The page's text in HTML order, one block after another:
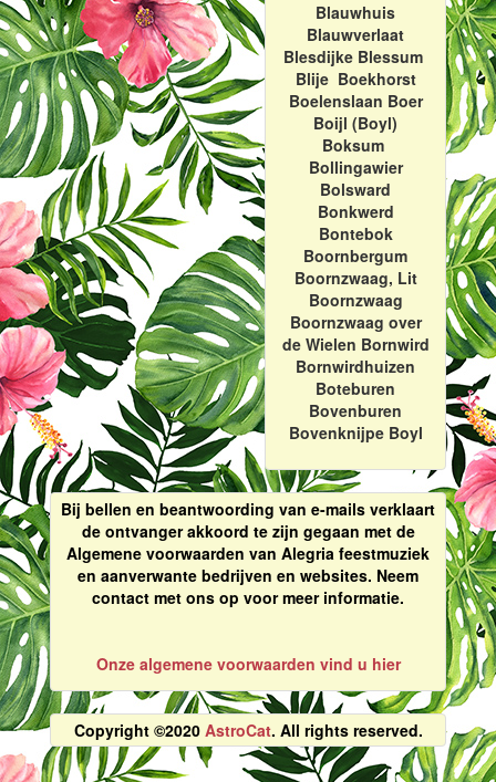
Blauwhuis
Blauwverlaat
Blesdijke Blessum
Blije Boekhorst
Boelenslaan Boer
Boijl (Boyl)
Boksum
Bollingawier
Bolsward
Bonkwerd
Bontebok
Boornbergum
Boornzwaag, Lit
Boornzwaag
Boornzwaag over
de Wielen Bornwird
Bornwirdhuizen
Boteburen
Bovenburen
Bovenknijpe Boyl
Bij bellen en beantwoording van e-mails verklaart
de ontvanger akkoord te zijn gegaan met de
Algemene voorwaarden van Alegria feestmuziek
en aanverwante bedrijven en websites. Neem
contact met ons op voor meer informatie.
Onze algemene voorwaarden vind u hier
Copyright ©2020 AstroCat. All rights reserved.